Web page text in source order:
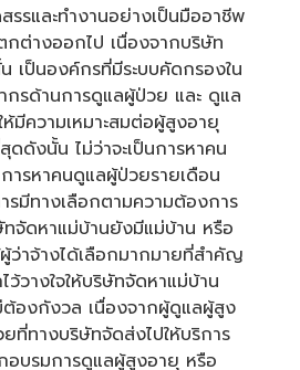
รรและทำงานอย่างเป็นมืออาชีพ
กต่างออกไป เนื่องจากบริษัท
เป็นองค์กรที่มีระบบคัดกรองใน
กรด้านการดูแลผู้ป่วย และ ดูแล
มีความเหมาะสมต่อผู้สูงอายุ
ดดังนั้น ไม่ว่าจะเป็นการหาคน
ารหาคนดูแลผู้ป่วยรายเดือน
ารมีทางเลือกตามความต้องการ
จัดหาแม่บ้านยังมีแม่บ้าน หรือ
ว่าจ้างได้เลือกมากมายที่สำคัญ
ว้วางใจให้บริษัทจัดหาแม่บ้าน
ต้องกังวล เนื่องจากผู้ดูแลผู้สูง
ที่ทางบริษัทจัดส่งไปให้บริการ
อบรมการดูแลผู้สูงอายุ หรือ